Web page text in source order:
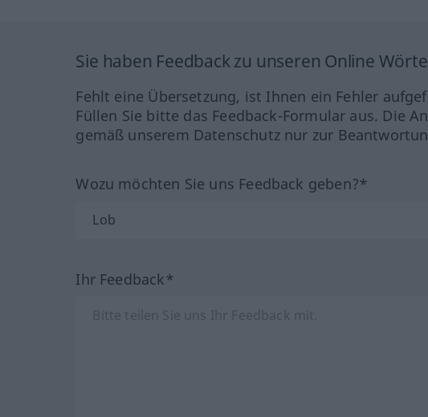
Sie haben Feedback zu unseren Online
Fehlt eine Übersetzung, ist Ihnen ein Fehler
Füllen Sie bitte das Feedback-Formular aus. Die
gemäß unserem Datenschutz nur zur
Wozu möchten Sie uns Feedback geben?*
Ihr Feedback*